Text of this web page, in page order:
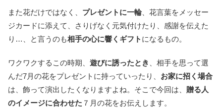
また花だけではなく、 プレゼントに一輪、花言葉をメッセー
ジカードに添えて、さりげなく元気付けたり、感謝を伝えた
り…、と言うのも相手の心に響くギフト になるもの。
ワクワクするこの時期、 遊びに誘ったとき
、相手を思って選
んだ7月の花をプレゼントに持っていったり、 お家に招く場合
は、飾って演出したくなりますよね。そこで今回は、 贈る人
のイメージに合わせた ７月の花をお伝えします。